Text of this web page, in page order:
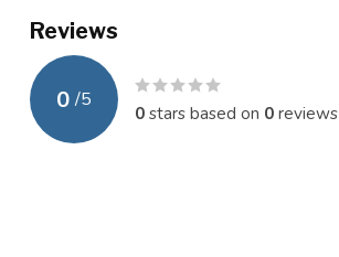
Reviews
0 /5
0stars based on 0reviews